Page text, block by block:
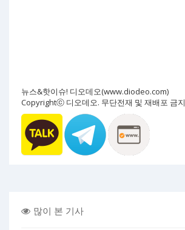
뉴스&핫이슈! 디오데오(www.diodeo.com)
Copyrightⓒ 디오데오. 무단전재 및 재배포 금지
많이 본 기사